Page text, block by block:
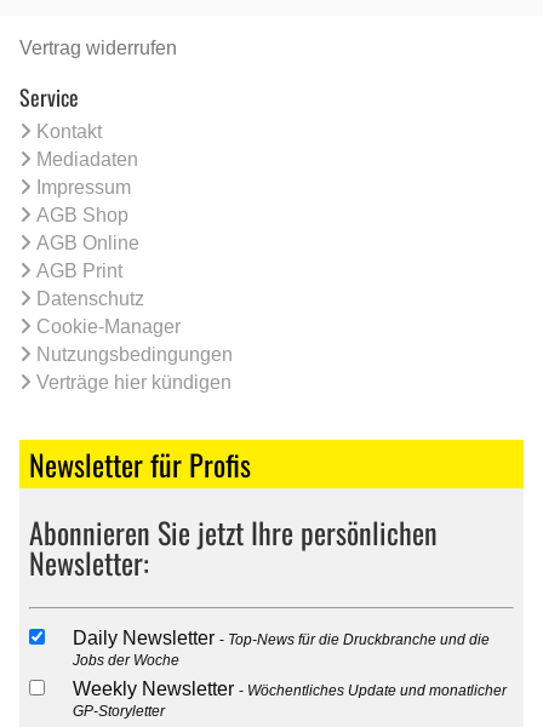
Vertrag widerrufen
Service
Kontakt
Mediadaten
Impressum
AGB Shop
AGB Online
AGB Print
Datenschutz
Cookie-Manager
Nutzungsbedingungen
Verträge hier kündigen
Newsletter für Profis
Abonnieren Sie jetzt Ihre persönlichen
Newsletter:
Daily Newsletter
Top-News für die Druckbranche und die
Jobs der Woche
Weekly Newsletter
Wöchentliches Update und monatlicher
GP-Storyletter